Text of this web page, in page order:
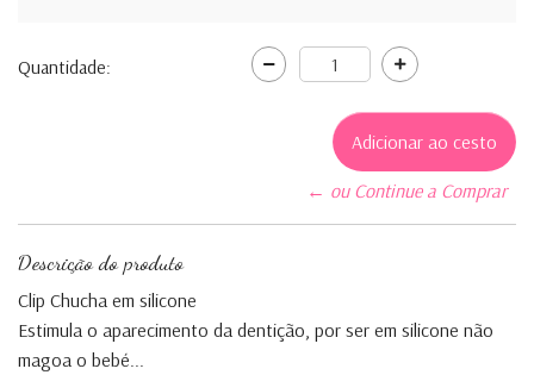
Quantidade:
← ou Continue a Comprar
Descrição do produto
Clip Chucha em silicone
Estimula o aparecimento da dentição, por ser em silicone não
magoa o bebé...